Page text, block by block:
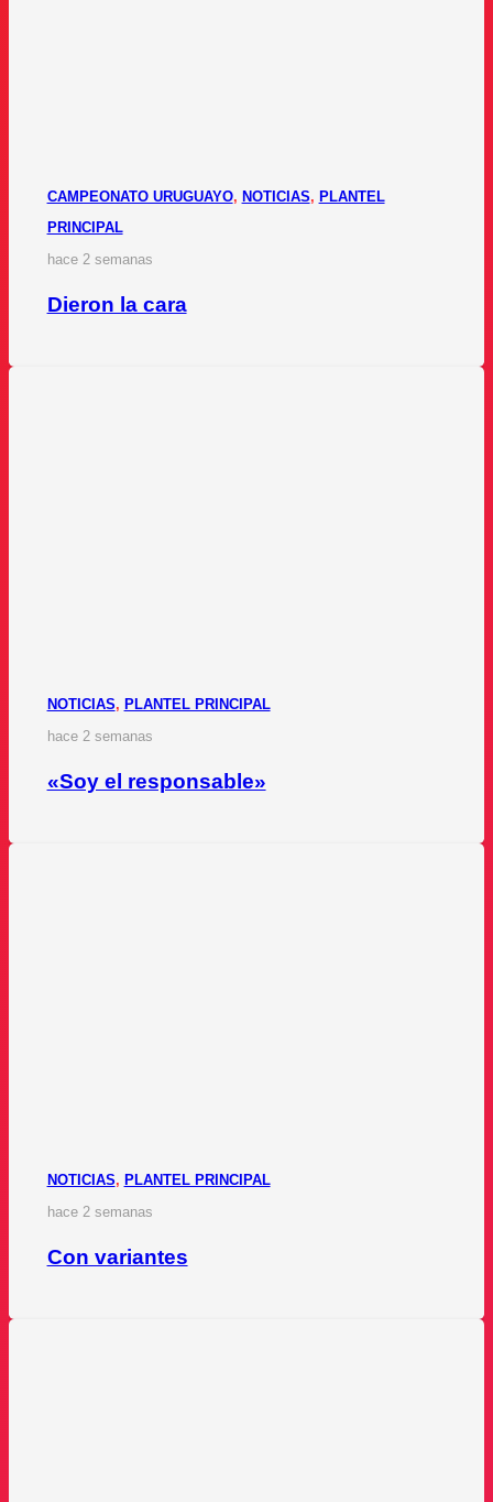
CAMPEONATO URUGUAYO, NOTICIAS, PLANTEL
PRINCIPAL
hace 2 semanas
Dieron la cara
NOTICIAS, PLANTEL PRINCIPAL
hace 2 semanas
«Soy el responsable»
NOTICIAS, PLANTEL PRINCIPAL
hace 2 semanas
Con variantes